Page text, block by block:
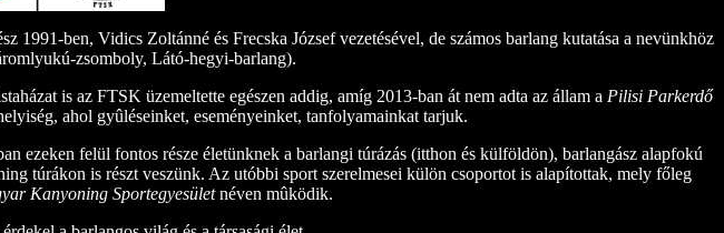
ben, Vidics Zoltánné és Frecska József vezetésével, de számos barlang kutatása a nevünkhöz
zsomboly, Látó-hegyi-barlang).
is az FTSK üzemeltette egészen addig, amíg 2013-ban át nem adta az állam a Pilisi Parkerdő
ahol gyûléseinket, eseményeinket, tanfolyamainkat tarjuk.
ezeken felül fontos része életünknek a barlangi túrázás (itthon és külföldön), barlangász alapfokú
túrákon is részt veszünk. Az utóbbi sport szerelmesei külön csoportot is alapítottak, mely főleg
Kanyoning Sportegyesületnéven mûködik.